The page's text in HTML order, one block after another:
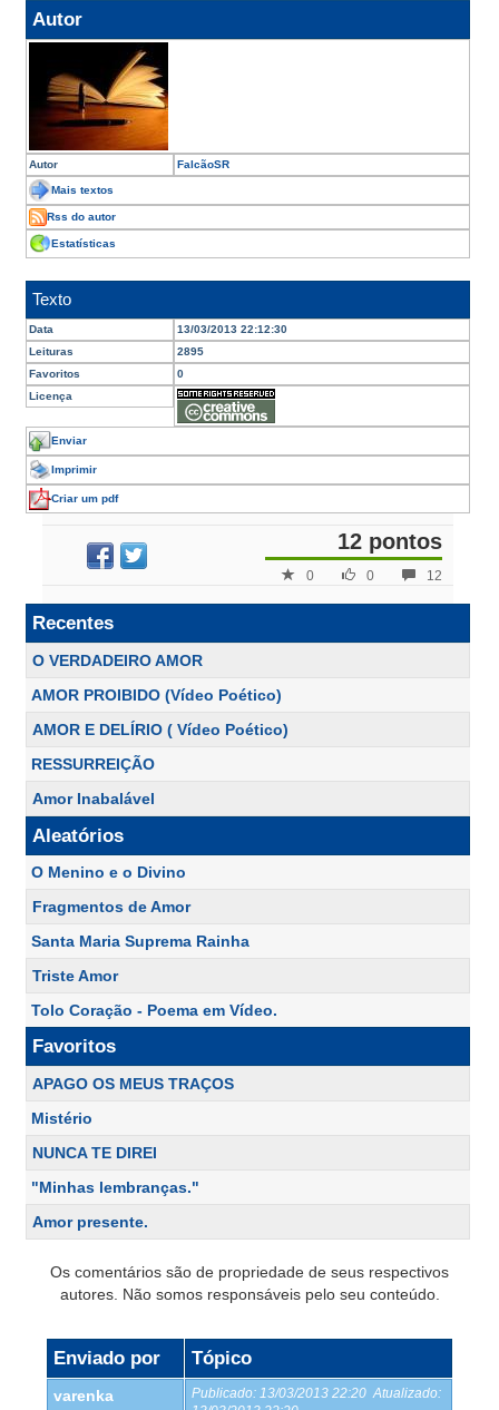
Autor
Autor FalcãoSR
Mais textos
Rss do autor
Estatísticas
Texto
Data
13/03/2013 22:12:30
Leituras
2895
Favoritos
0
Licença
Enviar
Imprimir
Criar um pdf
12 pontos
12
0
0
Recentes
O VERDADEIRO AMOR
AMOR PROIBIDO (Vídeo Poético)
AMOR E DELÍRIO ( Vídeo Poético)
RESSURREIÇÃO
Amor Inabalável
Aleatórios
O Menino e o Divino
Fragmentos de Amor
Santa Maria Suprema Rainha
Triste Amor
Tolo Coração - Poema em Vídeo.
Favoritos
APAGO OS MEUS TRAÇOS
Mistério
NUNCA TE DIREI
"Minhas lembranças."
Amor presente.
Os comentários são de propriedade de seus respectivos
autores. Não somos responsáveis pelo seu conteúdo.
Enviado por Tópico
varenka Publicado: 13/03/2013 22:20 Atualizado: